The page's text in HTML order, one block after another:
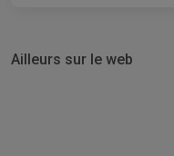
Ailleurs sur le web